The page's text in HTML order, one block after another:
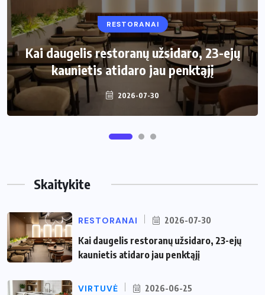
RESTORANAI
Kai daugelis restoranų užsidaro, 23-ejų
kaunietis atidaro jau penktąjį
2026-07-30
VIRTUVĖ
Kaip pasirinkti šiukšliadėžę mažai
virtuvei?
2026-06-25
Skaitykite
RESTORANAI 2026-07-30
Kai daugelis restoranų užsidaro, 23-ejų
kaunietis atidaro jau penktąjį
VIRTUVĖ 2026-06-25